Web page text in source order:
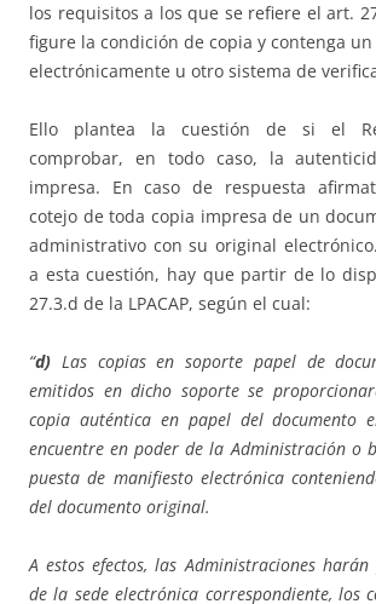
los requisitos a los que se refiere el art.
figure la condición de copia y contenga
electrónicamente u otro sistema de
Ello plantea la cuestión de si el
comprobar, en todo caso, la
impresa. En caso de respuesta
cotejo de toda copia impresa de un
administrativo con su original
a esta cuestión, hay que partir de lo
27.3.d de la LPACAP, según el cual:
“d) Las copias en soporte papel de
emitidos en dicho soporte se
copia auténtica en papel del documento
encuentre en poder de la Administración o
puesta de manifiesto electrónica
del documento original.
A estos efectos, las Administraciones harán
de la sede electrónica correspondiente, los